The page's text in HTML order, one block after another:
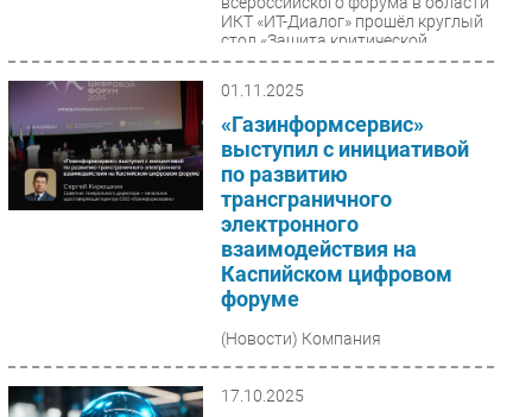
ИКТ «ИТ-Диалог» прошёл круглый
стол «Защита критической
инфраструктуры. Новые
01.11.2025
«Газинформсервис»
выступил с инициативой
по развитию
трансграничного
электронного
взаимодействия на
Каспийском цифровом
форуме
(Новости) Компания
Каспийском цифровом форуме. В
17.10.2025